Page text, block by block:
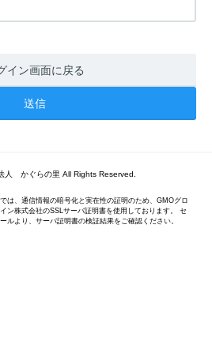
イン画面に戻る
人 かぐらの里 All Rights Reserved.
は、通信情報の暗号化と実在性の証明のため、GMOグロ
ン株式会社のSSLサーバ証明書を使用しております。 セ
ルより、サーバ証明書の検証結果をご確認ください。